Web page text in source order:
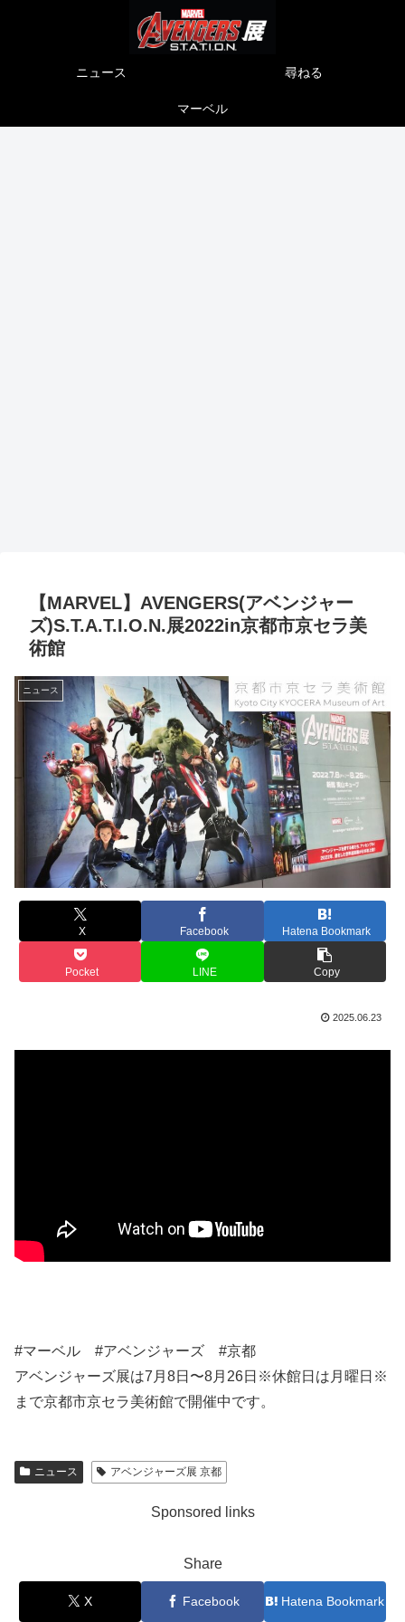
ニュース 尋ねる
マーベル
【MARVEL】AVENGERS(アベンジャー
ズ)S.T.A.T.I.O.N.展2022in京都市京セラ美
術館
ニュース
X Facebook Hatena Bookmark
Pocket LINE Copy
2025.06.23
#マーベル #アベンジャーズ #京都
アベンジャーズ展は7月8日〜8月26日※休館日は月曜日※
まで京都市京セラ美術館で開催中です。
ニュース アベンジャーズ展 京都
Sponsored links
Share
X Facebook Hatena Bookmark